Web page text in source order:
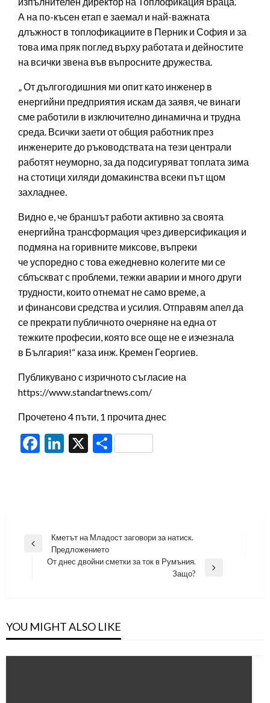
А на по-късен етап е заемал и най-важната
длъжност в топлофикациите в Перник и София и за
това има пряк поглед върху работата и дейностите
на всички звена във въпросните дружества.
„ От дългогодишния ми опит като инженер в
енергийни предприятия искам да заявя, че винаги
сме работили в изключително динамична и трудна
среда. Всички заети от общия работник през
инженерите до ръководствата на тези централи
работят неуморно, за да подсигуряват топлата зима
на стотици хиляди домакинства всеки път щом
захладнее.
Видно е, че браншът работи активно за своята
енергийна трансформация чрез диверсификация и
подмяна на горивните миксове, въпреки
че успоредно с това ежедневно колегите ми се
сблъскват с проблеми, тежки аварии и много други
трудности, които отнемат не само време, а
и финансови средства и усилия. Отправям апел да
се прекрати публичното очерняне на една от
тежките професии, която все още не е изчезнала
в България!“ каза инж. Кремен Георгиев.
Публикувано с изричното съгласие на
https://www.standartnews.com/
Прочетено 4 пъти, 1 прочита днес
Facebook
LinkedIn
X Share
Навигация
Previous
Кметът на Младост заговори за натиск.
Предложението
От днес двойни сметки за ток в Румъния.
Защо?
YOU MIGHT ALSO LIKE